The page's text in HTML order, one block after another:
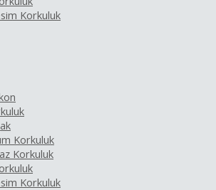
Korkuluk
Korkuluk
Korkuluk
Korkuluk